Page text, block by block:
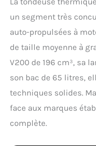
un segment très
auto-propulsées à
de taille moyenne à
V200 de 196 cm³, sa
son bac de 65 litres,
techniques solides.
face aux marques
complète.